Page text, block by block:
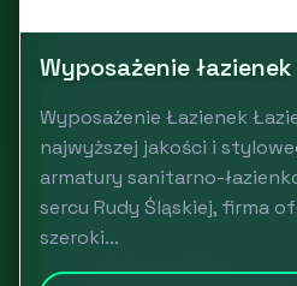
Wyposażenie
Wyposażenie Łazienek
najwyższej jakości i
armatury sanitarno-
sercu Rudy Śląskiej, firma
szeroki...